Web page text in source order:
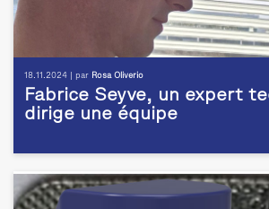
18.11.2024 | par Rosa Oliverio
Fabrice Seyve, un expert
dirige une équipe